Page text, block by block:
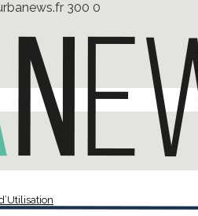
300 0